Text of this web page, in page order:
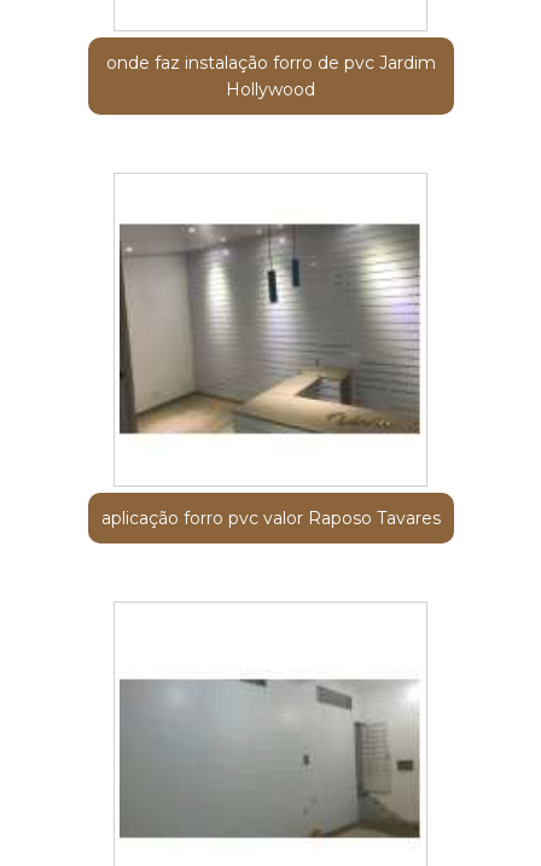
onde faz instalação forro de pvc Jardim
Hollywood
aplicação forro pvc valor Raposo Tavares